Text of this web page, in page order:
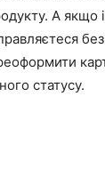
А якщо
статусу.